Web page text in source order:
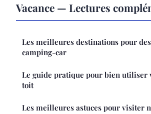
Vacance — Lectures
Les meilleures destinations pour
camping-car
Le guide pratique pour bien utiliser
toit
Les meilleures astuces pour visiter